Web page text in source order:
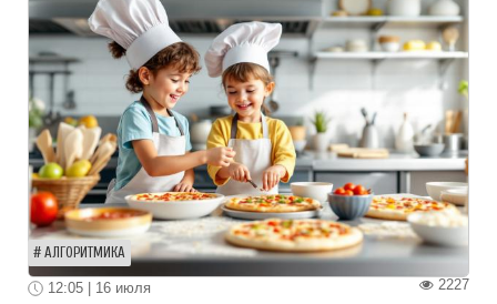
АЛГОРИТМИКА
2227
12:05 | 16 июля